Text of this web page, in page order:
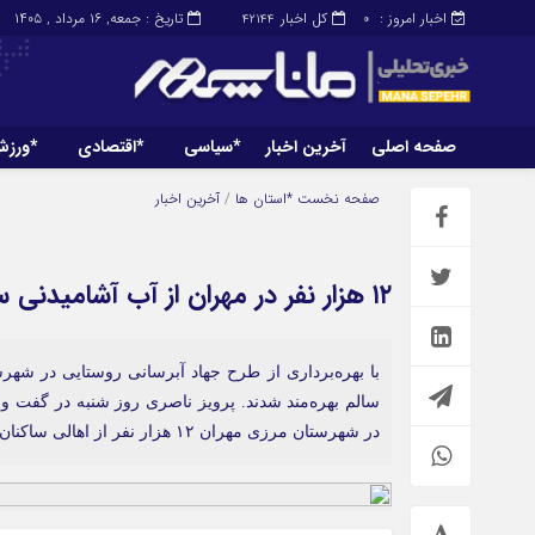
کل اخبار 42144 اخبار امروز : 0 تاریخ : جمعه, ۱۶ مرداد , ۱۴۰۵
صفحه اصلی آخرین اخبار *سیاسی *اقتصادی
صفحه اصلیصفحه نخست *استان ها / آخرین اخبار
۱۲ هزار نفر در مهران از آب آشامیدنی سالم بهره‌مند شدند
سالم بهره‌مند شدند. پرویز ناصری روز شنبه در گفت
در شهرستان مرزی مهران ۱۲ هزار نفر از اهالی ساکنان مجتمع […]